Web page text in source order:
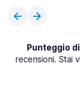
Punteggio
recensioni. Stai